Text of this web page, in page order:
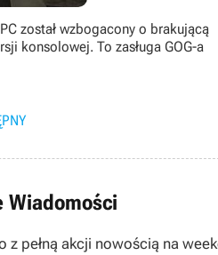
został wzbogacony o brakującą
konsolowej. To zasługa GOG-a
Wiadomości
z pełną akcji nowością na